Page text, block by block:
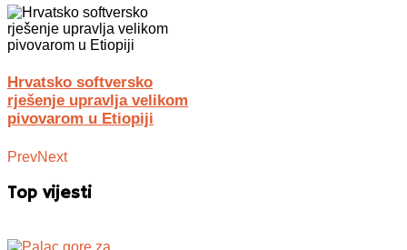
Hrvatsko softversko
rješenje upravlja velikom
pivovarom u Etiopiji
PrevNext
Top vijesti